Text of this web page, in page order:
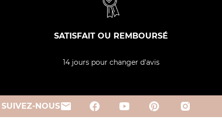
SATISFAIT OU REMBOURSÉ
14 jours pour changer d'avis
SUIVEZ-NOUSemail